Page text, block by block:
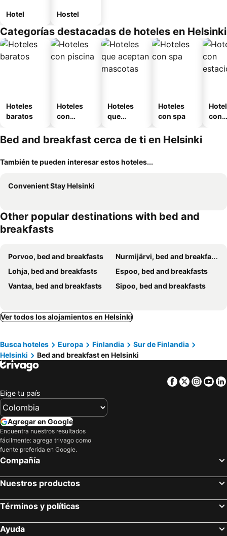
Hotel Hostel
Categorías destacadas de hoteles en Helsinki
Hoteles
baratos
Hoteles
con
Hoteles
que
mascotas
Hoteles
con spa
con
Bed and breakfast cerca de ti en Helsinki
También te pueden interesar estos hoteles...
Convenient Stay Helsinki
Other popular destinations with bed and
breakfasts
Porvoo, bed and breakfasts
Nurmijärvi, bed and breakfasts
Lohja, bed and breakfasts
Espoo, bed and breakfasts
Vantaa, bed and breakfasts
Sipoo, bed and breakfasts
Ver todos los alojamientos en Helsinki
Busca hoteles Europa Finlandia
Sur de Finlandia
Helsinki
Bed and breakfast en Helsinki
Facebook
Twitter
Elige tu país
Agregar en Google
Encuentra nuestros resultados
fácilmente: agrega trivago como
fuente preferida en Google.
Compañía
Nuestros productos
Términos y políticas
Ayuda